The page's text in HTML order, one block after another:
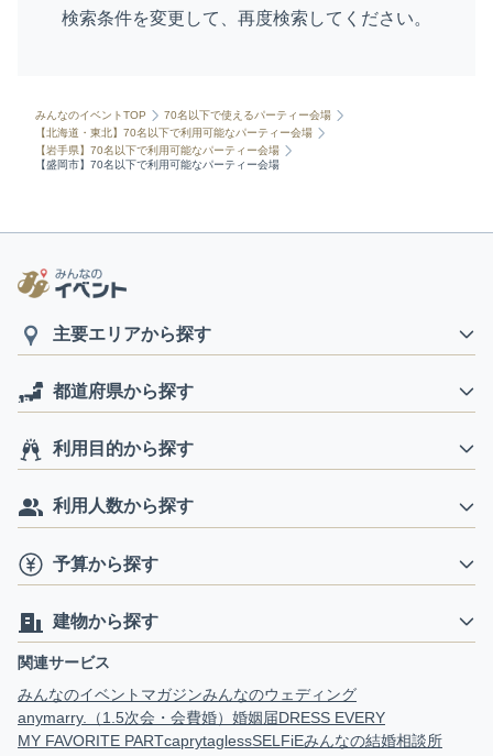
検索条件を変更して、再度検索してください。
みんなのイベントTOP
70名以下で使えるパーティー会場
【北海道・東北】70名以下で利用可能なパーティー会場
【岩手県】70名以下で利用可能なパーティー会場
【盛岡市】70名以下で利用可能なパーティー会場
主要エリアから探す
都道府県から探す
利用目的から探す
利用人数から探す
予算から探す
建物から探す
関連サービス
みんなのイベントマガジンみんなのウェディング
anymarry.（1.5次会・会費婚） 婚姻届DRESS EVERY
MY FAVORITE PARTcaprytaglessSELFiEみんなの結婚相談所